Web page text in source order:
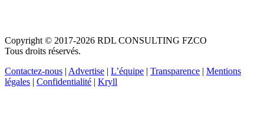
Copyright © 2017-2026 RDL CONSULTING FZCO
Tous droits réservés.
Contactez-nous | Advertise | L’équipe | Transparence | Mentions
légales | Confidentialité | Kryll